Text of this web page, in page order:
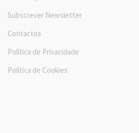
Subscrever Newsletter
Contactos
Política de Privacidade
Política de Cookies